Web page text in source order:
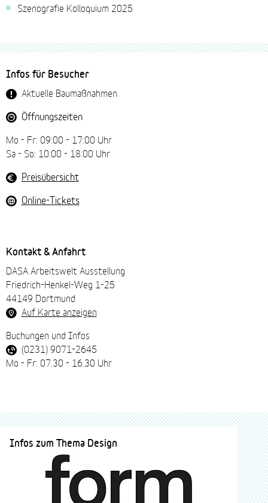
Szenografie Kolloquium 2025
Fussbereich-
Navigation
Infos für Besucher
Aktuelle Baumaßnahmen
Öffnungszeiten
Mo - Fr: 09:00 - 17:00 Uhr
Sa - So: 10:00 - 18:00 Uhr
Preisübersicht
Online-Tickets
Kontakt & Anfahrt
DASA Arbeitswelt Ausstellung
Friedrich-Henkel-Weg 1-25
44149 Dortmund
Auf Karte anzeigen
Buchungen und Infos
(0231) 9071-2645
Mo - Fr: 07.30 - 16.30 Uhr
Infos zum Thema Design